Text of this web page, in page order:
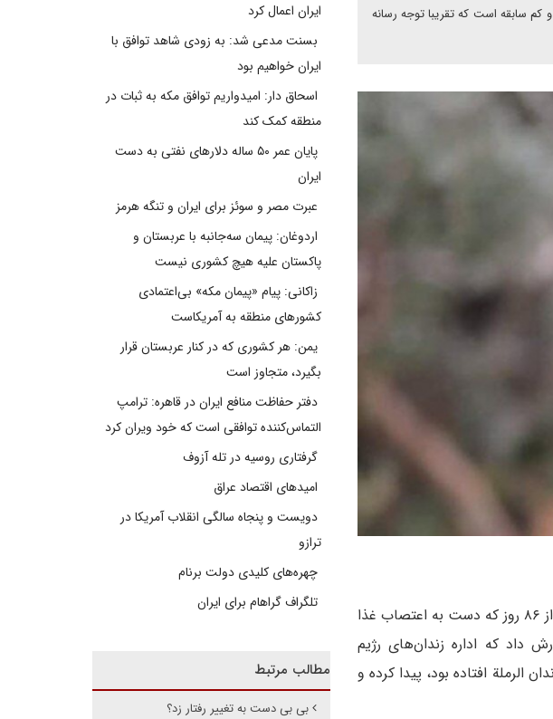
سابقه است که تقریبا توجه رسانه
منابع خبری بامداد سه‌شنبه گزارش دادند، «شیخ خضر عدنان» اسیر فلسطینی پس از ۸۶ روز که دست به اعتصاب غذا
داد که اداره زندان‌های رژیم
افتاده بود، پیدا کرده و
ایران اعمال کرد
بسنت مدعی شد: به زودی شاهد توافق با
ایران خواهیم بود
اسحاق دار: امیدواریم توافق مکه به ثبات در
منطقه کمک کند
پایان عمر ۵۰ ساله دلارهای نفتی به دست
ایران
عبرت مصر و سوئز برای ایران و تنگه هرمز
اردوغان: پیمان سه‌جانبه با عربستان و
پاکستان علیه هیچ کشوری نیست
زاکانی: پیام «پیمان مکه» بی‌اعتمادی
کشورهای منطقه به آمریکاست
یمن: هر کشوری که در کنار عربستان قرار
بگیرد، متجاوز است
دفتر حفاظت منافع ایران در قاهره: ترامپ
التماس‌کننده توافقی است که خود ویران کرد
گرفتاری روسیه در تله آزوف
امیدهای اقتصاد عراق
دویست و پنجاه سالگی انقلاب آمریکا در
ترازو
چهره‌های کلیدی دولت برنام
تلگراف گراهام برای ایران
مطالب مرتبط
بی بی دست به تغییر رفتار زد؟